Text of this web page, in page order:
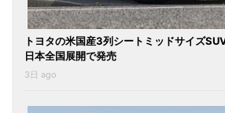
トヨタの米国産3列シートミッドサイズ
日本全国展開で発売
3日 ago